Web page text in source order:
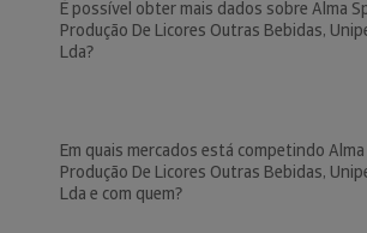
É possível obter mais dados sobre Alma
Produção De Licores Outras Bebidas,
Lda?
Em quais mercados está competindo
Produção De Licores Outras Bebidas,
Lda e com quem?